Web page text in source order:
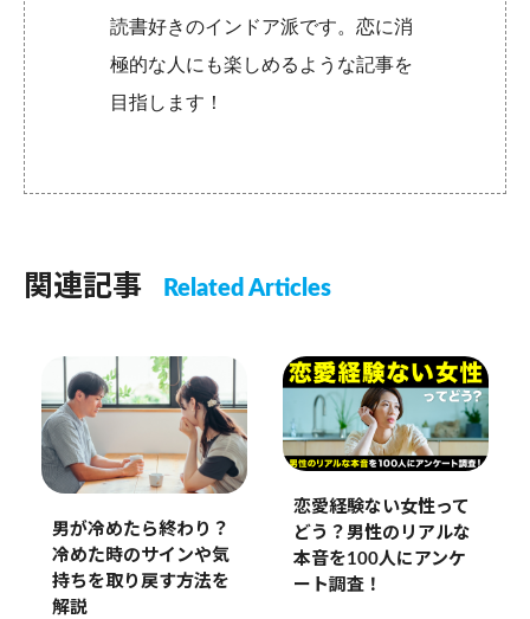
読書好きのインドア派です。恋に消
極的な人にも楽しめるような記事を
目指します！
関連記事 Related Articles
男が冷めたら終わり？
冷めた時のサインや気
持ちを取り戻す方法を
解説
恋愛経験ない女性って
どう？男性のリアルな
本音を100人にアンケ
ート調査！